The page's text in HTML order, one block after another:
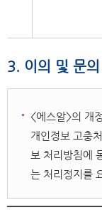
3. 이의 및 문의
<에스알>의 개
개인정보 고충
보 처리방침에
는 처리정지를